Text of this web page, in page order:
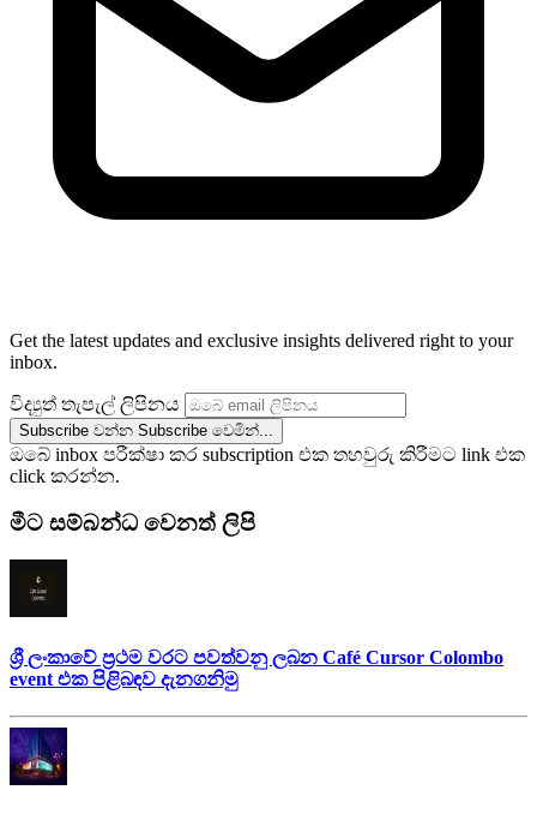
Get the latest updates and exclusive insights delivered right to your
inbox.
විද්‍යුත් තැපැල් ලිපිනය
Subscribe වන්න Subscribe වෙමින්...
ඔබේ inbox පරීක්ෂා කර subscription එක තහවුරු කිරීමට link එක
click කරන්න.
මීට සම්බන්ධ වෙනත් ලිපි
ශ්‍රී ලංකාවේ ප්‍රථම වරට පවත්වනු ලබන Café Cursor Colombo
event එක පිළිබඳව දැනගනිමු